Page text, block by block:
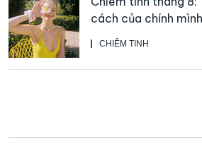
CHIÊM TINH
cách của chính mình